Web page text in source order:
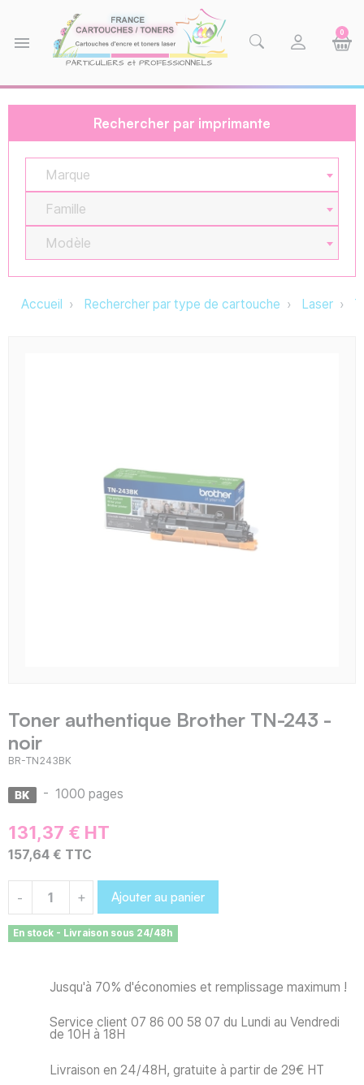
menu
0
Rechercher par imprimante
Marque
Famille
Modèle
Accueil Rechercher par type de cartouche Laser
Toner authentique Brother TN-243 -
noir
BR-TN243BK
- 1000 pages
131,37 € HT
157,64 € TTC
- + Ajouter au panier
En stock - Livraison sous 24/48h
Jusqu'à 70% d'économies et remplissage maximum !
Service client 07 86 00 58 07 du Lundi au Vendredi
de 10H à 18H
Livraison en 24/48H, gratuite à partir de 29€ HT